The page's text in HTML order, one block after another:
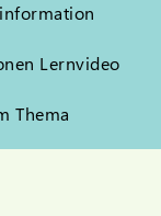
Lernvideo
Thema